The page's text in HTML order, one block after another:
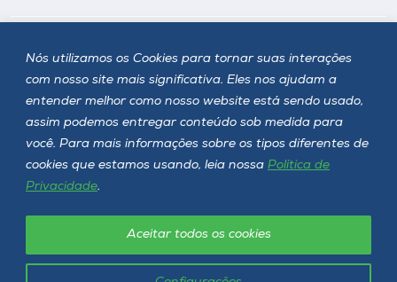
Nós utilizamos os Cookies para tornar suas interações
com nosso site mais significativa. Eles nos ajudam a
entender melhor como nosso website está sendo usado,
assim podemos entregar conteúdo sob medida para
você. Para mais informações sobre os tipos diferentes de
cookies que estamos usando, leia nossa Política de
Privacidade.
Aceitar todos os cookies
Siga a Unoesc
Política de privacidade LGPD